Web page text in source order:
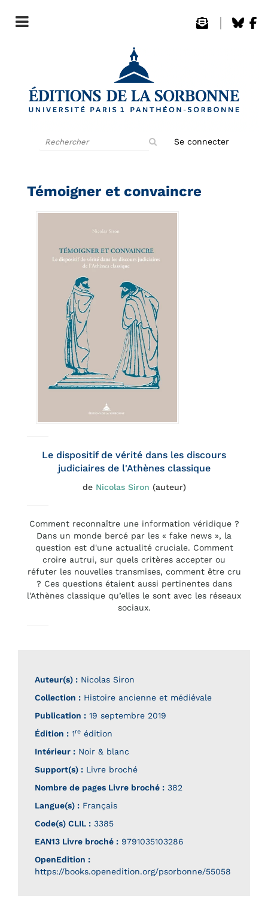
Se connecter
Témoigner et convaincre
Le dispositif de vérité dans les discours
judiciaires de l'Athènes classique
de Nicolas Siron (auteur)
Comment reconnaître une information véridique ?
Dans un monde bercé par les « fake news », la
question est d'une actualité cruciale. Comment
croire autrui, sur quels critères accepter ou
réfuter les nouvelles transmises, comment être cru
? Ces questions étaient aussi pertinentes dans
l'Athènes classique qu’elles le sont avec les réseaux
sociaux.
Auteur(s) : Nicolas Siron
Collection : Histoire ancienne et médiévale
Publication : 19 septembre 2019
Édition : 1re édition
Intérieur : Noir & blanc
Support(s) : Livre broché
Nombre de pages Livre broché : 382
Langue(s) : Français
Code(s) CLIL : 3385
EAN13 Livre broché : 9791035103286
OpenEdition :
https://books.openedition.org/psorbonne/55058